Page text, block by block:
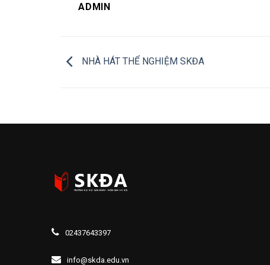
ADMIN
NHÀ HÁT THỂ NGHIỆM SKĐA
02437643397
info@skda.edu.vn